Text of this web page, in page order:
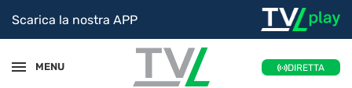
Scarica la nostra APP
MENU DIRETTA